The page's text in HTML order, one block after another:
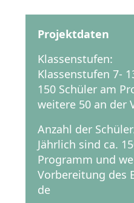
Projektdaten
Klassenstufen:
Klassenstufen 7-
150 Schüler am
weitere 50 an der
Anzahl der
Jährlich sind ca.
Programm und
Vorbereitung des
de